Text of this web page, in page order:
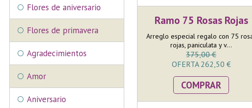
Ramo 75 Rosas Rojas
Arreglo especial regalo con 75
rojas, paniculata y v...
375,00 €
OFERTA 262,50 €
COMPRAR
Flores de aniversario
Flores de primavera
Agradecimientos
Amor
Aniversario